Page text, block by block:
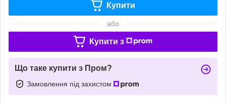
Купити
або
Купити з
Що таке купити з Пром?
Замовлення під захистом